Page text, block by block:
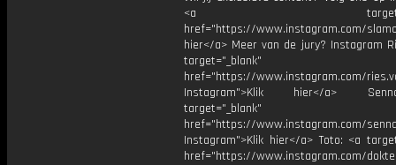
<a
href="https://www.instagram.com/
hier</a> Meer van de jury? Instagram
target="_blank"
href="https://www.instagram.com/
Instagram">Klik hier</a>
target="_blank"
href="https://www.instagram.com/
Instagram">Klik hier</a> Toto: <a
href="https://www.instagram.com/